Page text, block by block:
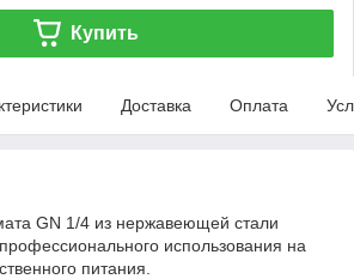
Купить
Доставка Оплата
GN 1/4 из нержавеющей стали
использования на
питания.